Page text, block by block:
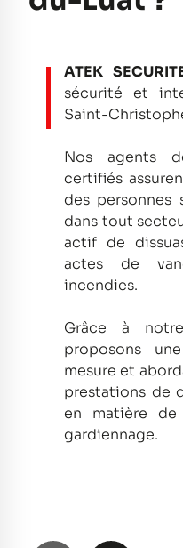
ATEK
sécurité et
Saint-
Nos agents
certifiés
des
dans tout
actif de
actes de
incendies.
Grâce à
proposons
mesure et
prestations de
en matière de
gardiennage.